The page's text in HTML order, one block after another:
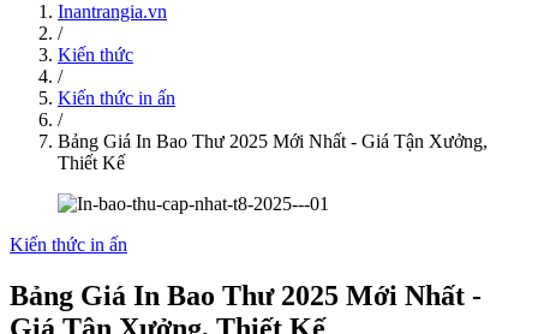
Inantrangia.vn
/
Kiến thức
/
Kiến thức in ấn
/
Bảng Giá In Bao Thư 2025 Mới Nhất - Giá Tận Xưởng,
Thiết Kế
Kiến thức in ấn
Bảng Giá In Bao Thư 2025 Mới Nhất -